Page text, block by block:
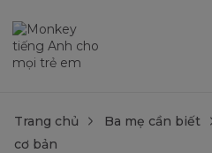
Trang chủ Ba mẹ cần biết
cơ bản